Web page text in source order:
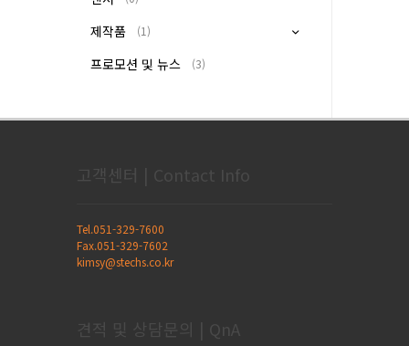
제작품 (1)
프로모션 및 뉴스 (3)
고객센터 | Contact Info
Tel.051-329-7600
Fax.051-329-7602
kimsy@stechs.co.kr
견적 및 상담문의 | QnA